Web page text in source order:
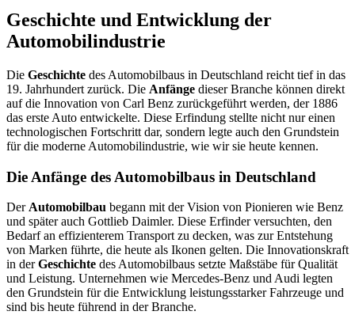
Geschichte und Entwicklung der
Automobilindustrie
Die Geschichte des Automobilbaus in Deutschland reicht tief in das
19. Jahrhundert zurück. Die Anfänge dieser Branche können direkt
auf die Innovation von Carl Benz zurückgeführt werden, der 1886
das erste Auto entwickelte. Diese Erfindung stellte nicht nur einen
technologischen Fortschritt dar, sondern legte auch den Grundstein
für die moderne Automobilindustrie, wie wir sie heute kennen.
Die Anfänge des Automobilbaus in Deutschland
Der Automobilbau begann mit der Vision von Pionieren wie Benz
und später auch Gottlieb Daimler. Diese Erfinder versuchten, den
Bedarf an effizienterem Transport zu decken, was zur Entstehung
von Marken führte, die heute als Ikonen gelten. Die Innovationskraft
in derGeschichte des Automobilbaus setzte Maßstäbe für Qualität
und Leistung. Unternehmen wie Mercedes-Benz und Audi legten
den Grundstein für die Entwicklung leistungsstarker Fahrzeuge und
sind bis heute führend in der Branche.